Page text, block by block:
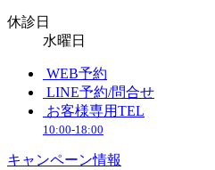
休診日
水曜日
WEB予約
LINE予約/問合せ
お客様専用TEL
10:00-18:00
キャンペーン情報